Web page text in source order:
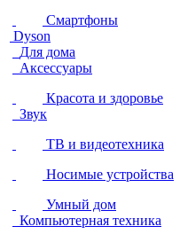
Смартфоны
Dyson
Для дома
Аксессуары
Красота и здоровье
Звук
ТВ и видеотехника
Носимые устройства
Умный дом
Компьютерная техника